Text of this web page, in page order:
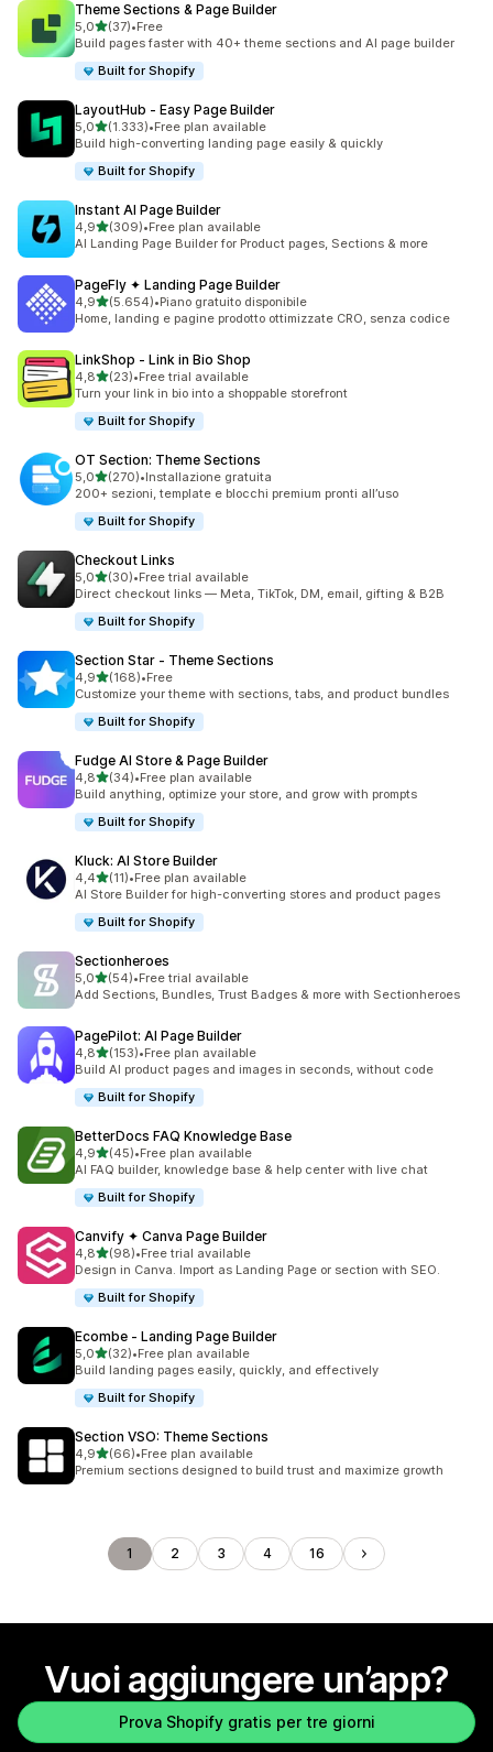
Theme Sections & Page Builder
5,0stelle su 5
(37)
37 recensioni totali
•Free
Build pages faster with 40+ theme sections and AI page builder
Built for Shopify
LayoutHub ‑ Easy Page Builder
5,0stelle su 5
(1.333)
1333 recensioni totali
•Free plan available
Build high-converting landing page easily & quickly
Built for Shopify
Instant AI Page Builder
4,9stelle su 5
(309)
309 recensioni totali
•Free plan available
AI Landing Page Builder for Product pages, Sections & more
PageFly ✦ Landing Page Builder
4,9stelle su 5
(5.654)
5654 recensioni totali
•Piano gratuito disponibile
Home, landing e pagine prodotto ottimizzate CRO, senza codice
LinkShop ‑ Link in Bio Shop
4,8stelle su 5
(23)
23 recensioni totali
•Free trial available
Turn your link in bio into a shoppable storefront
Built for Shopify
OT Section: Theme Sections
5,0stelle su 5
(270)
270 recensioni totali
•Installazione gratuita
200+ sezioni, template e blocchi premium pronti all’uso
Built for Shopify
Checkout Links
5,0stelle su 5
(30)
30 recensioni totali
•Free trial available
Direct checkout links — Meta, TikTok, DM, email, gifting & B2B
Built for Shopify
Section Star ‑ Theme Sections
4,9stelle su 5
(168)
168 recensioni totali
•Free
Customize your theme with sections, tabs, and product bundles
Built for Shopify
Fudge AI Store & Page Builder
4,8stelle su 5
(34)
34 recensioni totali
•Free plan available
Build anything, optimize your store, and grow with prompts
Built for Shopify
Kluck: AI Store Builder
4,4stelle su 5
(11)
11 recensioni totali
•Free plan available
AI Store Builder for high-converting stores and product pages
Built for Shopify
Sectionheroes
5,0stelle su 5
(54)
54 recensioni totali
•Free trial available
Add Sections, Bundles, Trust Badges & more with Sectionheroes
PagePilot: AI Page Builder
4,8stelle su 5
(153)
153 recensioni totali
•Free plan available
Build AI product pages and images in seconds, without code
Built for Shopify
BetterDocs FAQ Knowledge Base
4,9stelle su 5
(45)
45 recensioni totali
•Free plan available
AI FAQ builder, knowledge base & help center with live chat
Built for Shopify
Canvify ✦ Canva Page Builder
4,8stelle su 5
(98)
98 recensioni totali
•Free trial available
Design in Canva. Import as Landing Page or section with SEO.
Built for Shopify
Ecombe ‑ Landing Page Builder
5,0stelle su 5
(32)
32 recensioni totali
•Free plan available
Build landing pages easily, quickly, and effectively
Built for Shopify
Section VSO: Theme Sections
4,9stelle su 5
(66)
66 recensioni totali
•Free plan available
Premium sections designed to build trust and maximize growth
1 2 3 4 16
Vuoi aggiungere un’app?
Prova Shopify gratis per tre giorni